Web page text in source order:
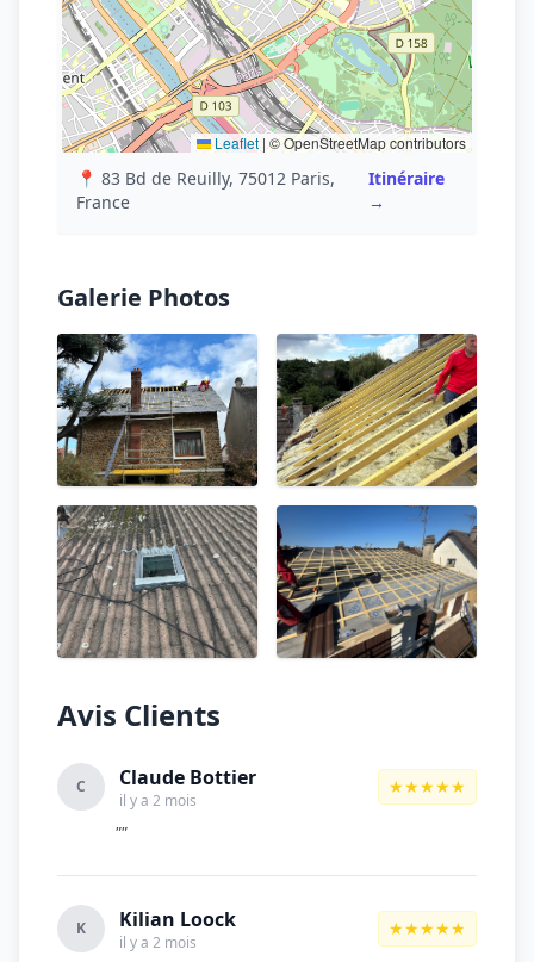
Leaflet | © OpenStreetMap contributors
📍 83 Bd de Reuilly, 75012 Paris,
France
Itinéraire
→
Galerie Photos
Avis Clients
C Claude Bottier
il y a 2 mois
★★★★★
""
K Kilian Loock
il y a 2 mois
★★★★★